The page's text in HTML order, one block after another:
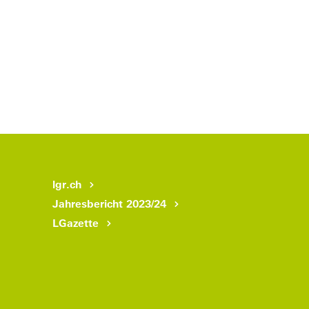
lgr.ch
Jahresbericht 2023/24
LGazette